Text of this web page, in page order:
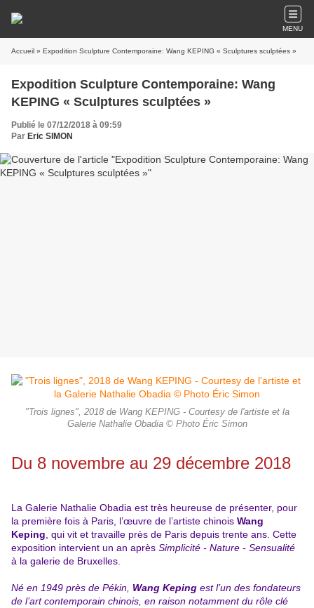
MENU
Accueil » Expodition Sculpture Contemporaine: Wang KEPING « Sculptures sculptées »
Expodition Sculpture Contemporaine: Wang
KEPING « Sculptures sculptées »
Publié le 07/12/2018 à 09:59
Par Eric SIMON
"Trois lignes", 2018 de Wang KEPING - Courtesy de l'artiste et la
Galerie Nathalie Obadia © Photo Éric Simon
Du 8 novembre au 29 décembre 2018
La Galerie Nathalie Obadia est très heureuse de présenter, pour
la première fois à Paris, l’œuvre de l’artiste chinois Wang
Keping , qui vit et travaille près de Paris depuis trente ans. Cette
exposition intervient un an après Simplicité - Nature - Sensualité
à la galerie de Bruxelles.
Né en 1949 près de Pékin, Wang Keping est l’un des fondateurs
de l’art contemporain chinois, en raison notamment du rôle clé